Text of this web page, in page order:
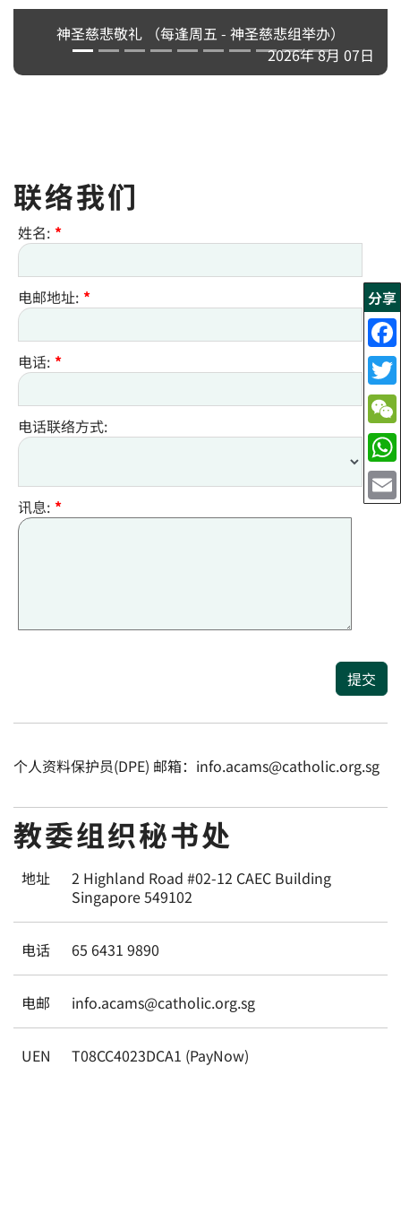
分享
神圣慈悲敬礼 （每逢周五 - 神圣慈悲组举办）
2026年 8月 07日
联络我们
姓名: *
电邮地址: *
电话: *
电话联络方式:
讯息: *
提交
个人资料保护员(DPE) 邮箱：info.acams@catholic.org.sg
教委组织秘书处
地址
2 Highland Road #02-12 CAEC Building
Singapore 549102
电话 65 6431 9890
电邮 info.acams@catholic.org.sg
UEN T08CC4023DCA1 (PayNow)